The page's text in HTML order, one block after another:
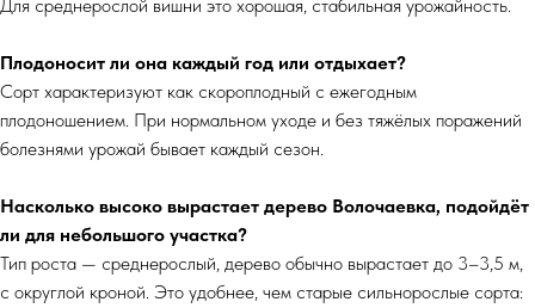
Для среднерослой вишни это хорошая, стабильная урожайность.
Плодоносит ли она каждый год или отдыхает?
Сорт характеризуют как скороплодный с ежегодным
плодоношением. При нормальном уходе и без тяжёлых поражений
болезнями урожай бывает каждый сезон.
Насколько высоко вырастает дерево Волочаевка, подойдёт
ли для небольшого участка?
Тип роста — среднерослый, дерево обычно вырастает до 3–3,5 м,
с округлой кроной. Это удобнее, чем старые сильнорослые сорта: